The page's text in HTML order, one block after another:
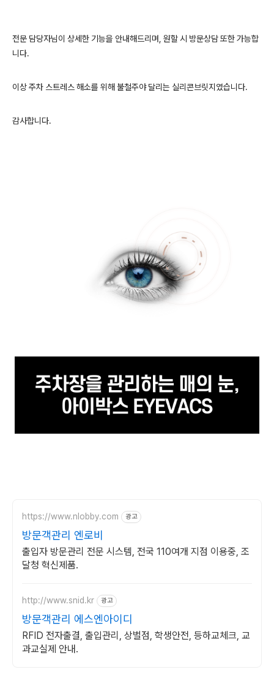
전문 담당자님이 상세한 기능을 안내해드리며, 원할 시 방문상담 또한 가능합
니다.
이상 주차 스트레스 해소를 위해 불철주야 달리는 실리콘브릿지였습니다.
감사합니다.
https://www.nlobby.com 광고
방문객관리 엔로비
출입자 방문관리 전문 시스템, 전국 110여개 지점 이용중, 조
달청 혁신제품.
http://www.snid.kr 광고
방문객관리 에스엔아이디
RFID 전자출결, 출입관리, 상벌점, 학생안전, 등하교체크, 교
과교실제 안내.